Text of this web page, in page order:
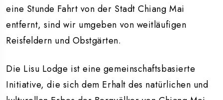
eine Stunde Fahrt von der Stadt Chiang Mai
entfernt, sind wir umgeben von weitläufigen
Reisfeldern und Obstgärten.
Die Lisu Lodge ist eine gemeinschaftsbasierte
Initiative, die sich dem Erhalt des natürlichen und